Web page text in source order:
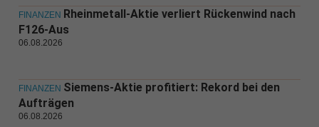
FINANZEN Rheinmetall-Aktie verliert Rückenwind nach
F126-Aus
06.08.2026
FINANZEN Siemens-Aktie profitiert: Rekord bei den
Aufträgen
06.08.2026